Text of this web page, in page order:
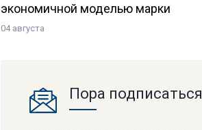
экономичной моделью марки
04 августа
Пора подписаться